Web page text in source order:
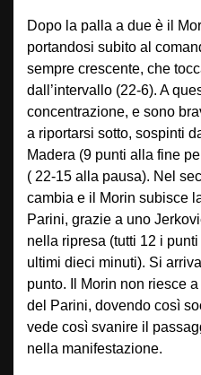
Dopo la palla a due è il
portandosi subito al
sempre crescente, che
dall’intervallo (22-6). A
concentrazione, e sono
a riportarsi sotto, sospinti
Madera (9 punti alla fine
( 22-15 alla pausa). Nel
cambia e il Morin subisce
Parini, grazie a uno
nella ripresa (tutti 12 i
ultimi dieci minuti). Si
punto. Il Morin non riesce
del Parini, dovendo così
vede così svanire il
nella manifestazione.